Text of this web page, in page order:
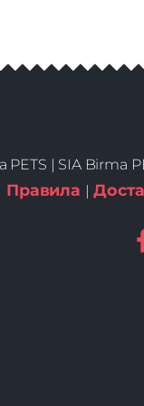
| SIA Birma
Правила